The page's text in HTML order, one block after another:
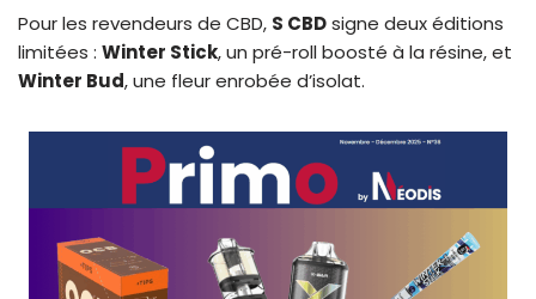
Pour les revendeurs de CBD, S CBDsigne deux éditions
limitées : Winter Stick, un pré-roll boosté à la résine, et
Winter Bud, une fleur enrobée d’isolat.